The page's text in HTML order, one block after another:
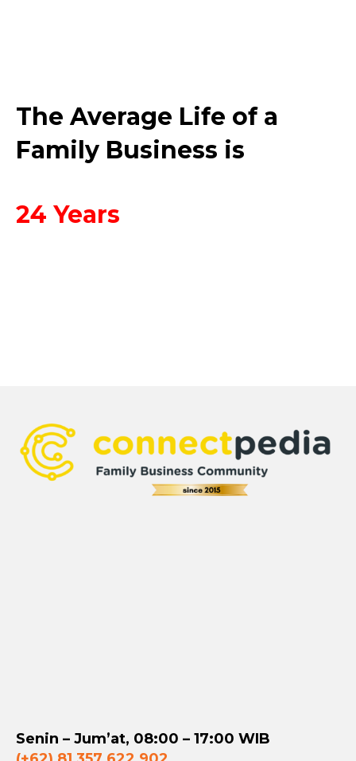
The Average Life of a
Family Business is
24 Years
Senin – Jum’at, 08:00 – 17:00 WIB